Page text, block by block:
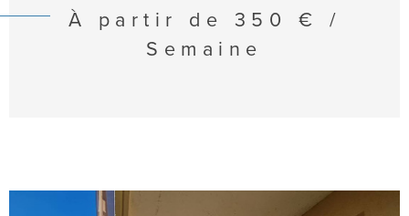
À partir de
350 € /
Semaine